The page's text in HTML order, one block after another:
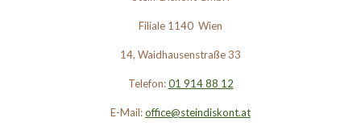
Filiale 1140 Wien
14, Waidhausenstraße 33
Telefon: 01 914 88 12
E-Mail:office@steindiskont.at